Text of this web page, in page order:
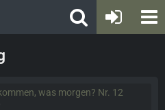
was morgen? Nr. 12